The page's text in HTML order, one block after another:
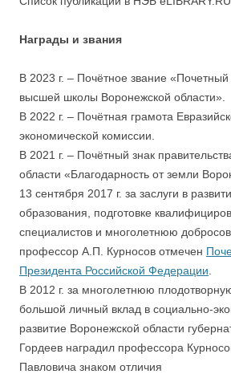
Награды и звания
В 2023 г. – Почётное звание «Почетный
высшей школы Воронежской области».
В 2022 г. – Почётная грамота
экономической комиссии.
В 2021 г. – Почётный знак
области «Благодарность от земли
13 сентября 2017 г. за заслуги в
образования, подготовке
специалистов и многолетнюю
профессор А.П. Курносов отмечен
Президента Российской Федерации
В 2012 г. за многолетнюю
большой личный вклад в социально-
развитие Воронежской области
Гордеев наградил профессора
Павловича знаком отличия